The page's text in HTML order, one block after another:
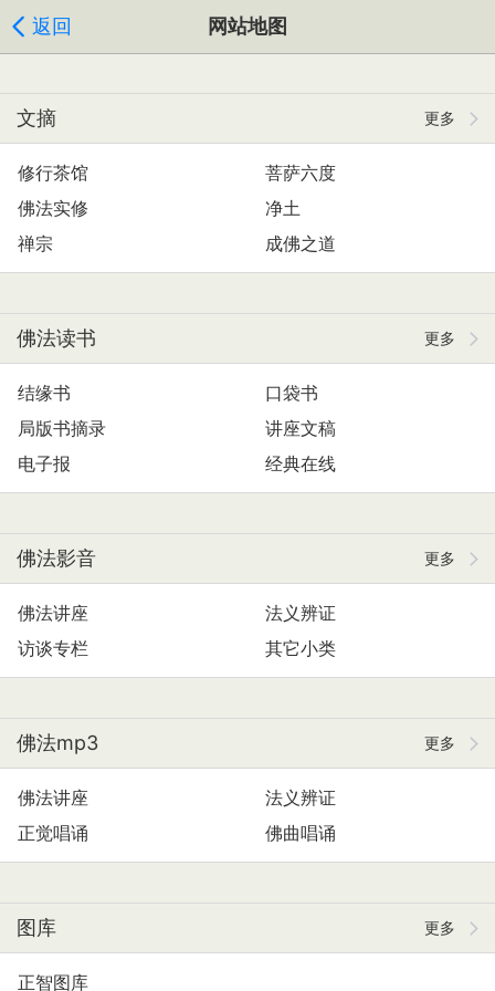
返回 网站地图
更多
文摘
修行茶馆
菩萨六度
佛法实修
净土
禅宗
成佛之道
更多
佛法读书
结缘书
口袋书
局版书摘录
讲座文稿
电子报
经典在线
更多
佛法影音
佛法讲座
法义辨证
访谈专栏
其它小类
更多
佛法mp3
佛法讲座
法义辨证
正觉唱诵
佛曲唱诵
更多
图库
正智图库